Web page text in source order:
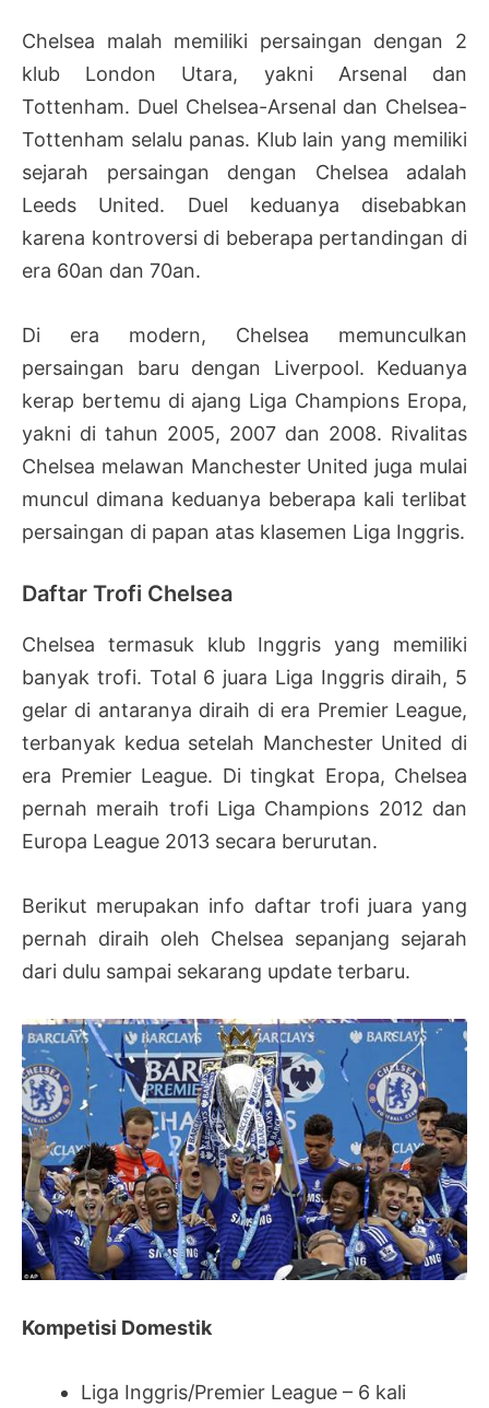
Chelsea malah memiliki persaingan dengan 2
klub London Utara, yakni Arsenal dan
Tottenham. Duel Chelsea-Arsenal dan Chelsea-
Tottenham selalu panas. Klub lain yang memiliki
sejarah persaingan dengan Chelsea adalah
Leeds United. Duel keduanya disebabkan
karena kontroversi di beberapa pertandingan di
era 60an dan 70an.
Di era modern, Chelsea memunculkan
persaingan baru dengan Liverpool. Keduanya
kerap bertemu di ajang Liga Champions Eropa,
yakni di tahun 2005, 2007 dan 2008. Rivalitas
Chelsea melawan Manchester United juga mulai
muncul dimana keduanya beberapa kali terlibat
persaingan di papan atas klasemen Liga Inggris.
Daftar Trofi Chelsea
Chelsea termasuk klub Inggris yang memiliki
banyak trofi. Total 6 juara Liga Inggris diraih, 5
gelar di antaranya diraih di era Premier League,
terbanyak kedua setelah Manchester United di
era Premier League. Di tingkat Eropa, Chelsea
pernah meraih trofi Liga Champions 2012 dan
Europa League 2013 secara berurutan.
Berikut merupakan info daftar trofi juara yang
pernah diraih oleh Chelsea sepanjang sejarah
dari dulu sampai sekarang update terbaru.
Kompetisi Domestik
Liga Inggris/Premier League – 6 kali